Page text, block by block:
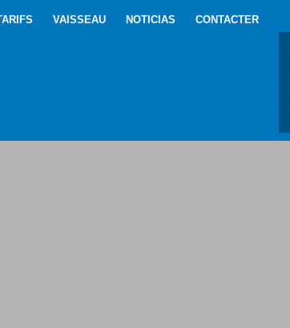
VAISSEAU NOTICIAS CONTACTER